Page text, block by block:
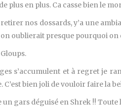
plus en plus. Ca casse bien le
nos dossards, y’a une
on oublierait presque pourquoi on
s’accumulent et à regret je
C’est bien joli de vouloir faire la
un gars déguisé en Shrek !!